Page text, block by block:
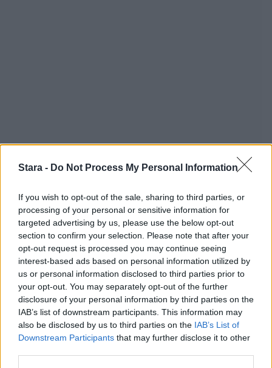
Stara - Do Not Process My Personal Information
If you wish to opt-out of the sale, sharing to third parties, or
processing of your personal or sensitive information for
targeted advertising by us, please use the below opt-out
section to confirm your selection. Please note that after your
opt-out request is processed you may continue seeing
interest-based ads based on personal information utilized by
us or personal information disclosed to third parties prior to
your opt-out. You may separately opt-out of the further
disclosure of your personal information by third parties on the
IAB’s list of downstream participants. This information may
also be disclosed by us to third parties on the IAB’s List of
Downstream Participants that may further disclose it to other
Staran luetuimmat
1